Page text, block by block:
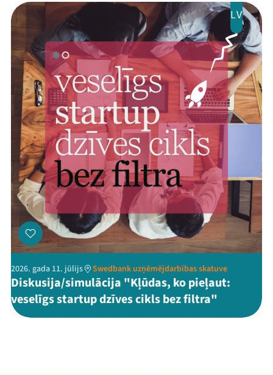
LV
2026. gada 11. jūlijs Swedbank uzņēmējdarbības skatuve
Diskusija/simulācija "Kļūdas, ko pieļaut:
veselīgs startup dzīves cikls bez filtra"